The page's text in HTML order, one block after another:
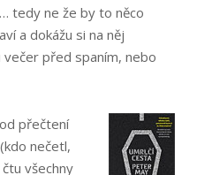
tedy ne že by to něco
a dokážu si na něj
večer před spaním, nebo
přečtení
(kdo nečetl,
všechny